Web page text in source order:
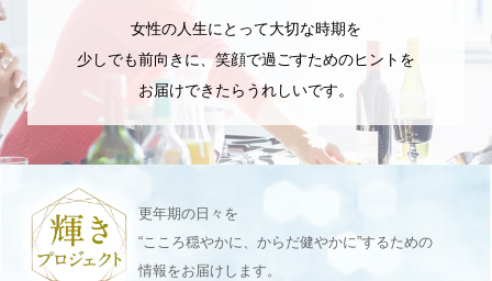
女性の人生にとって大切な時期を
少しでも前向きに、笑顔で過ごすためのヒントを
お届けできたらうれしいです。
更年期の日々を
“こころ穏やかに、からだ健やかに”するための
情報をお届けします。